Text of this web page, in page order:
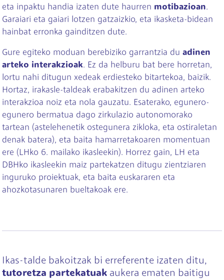
eta inpaktu handia izaten dute haurren motibazioan.
Garaiari eta gaiari lotzen gatzaizkio, eta ikasketa-bidean
hainbat erronka gainditzen dute.
Gure egiteko moduan berebiziko garrantzia du adinen
arteko interakzioak. Ez da helburu bat bere horretan,
lortu nahi ditugun xedeak erdiesteko bitartekoa, baizik.
Hortaz, irakasle-taldeak erabakitzen du adinen arteko
interakzioa noiz eta nola gauzatu. Esaterako, egunero-
egunero bermatua dago zirkulazio autonomorako
tartean (astelehenetik ostegunera zikloka, eta ostiraletan
denak batera), eta baita hamarretakoaren momentuan
ere (LHko 6. mailako ikasleekin). Horrez gain, LH eta
DBHko ikasleekin maiz partekatzen ditugu zientziaren
inguruko proiektuak, eta baita euskararen eta
ahozkotasunaren bueltakoak ere.
Ikas-talde bakoitzak bi erreferente izaten ditu,
tutoretza partekatuak aukera ematen baitigu